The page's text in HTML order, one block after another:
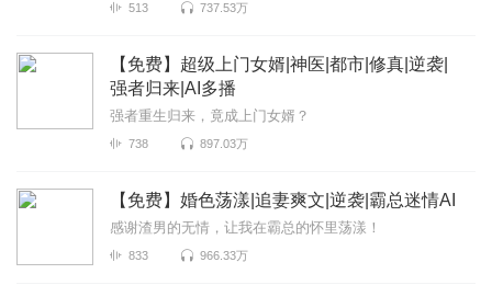
513 737.53万
【免费】超级上门女婿|神医|都市|修真|逆袭|
强者归来|AI多播
强者重生归来，竟成上门女婿？
738 897.03万
【免费】婚色荡漾|追妻爽文|逆袭|霸总迷情AI
感谢渣男的无情，让我在霸总的怀里荡漾！
833 966.33万